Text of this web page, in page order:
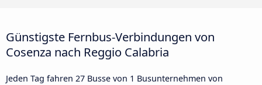
Günstigste Fernbus-Verbindungen von
Cosenza nach Reggio Calabria
Jeden Tag fahren 27 Busse von 1 Busunternehmen von